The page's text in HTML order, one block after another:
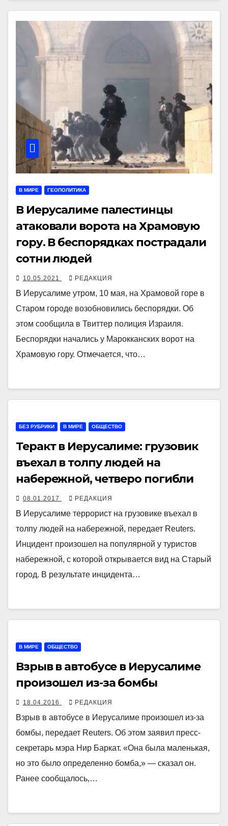
В МИРЕ ГЕОПОЛИТИКА
В Иерусалиме палестинцы
атаковали ворота на Храмовую
гору. В беспорядках пострадали
сотни людей
10.05.2021 РЕДАКЦИЯ
В Иерусалиме утром, 10 мая, на Храмовой горе в
Старом городе возобновились беспорядки. Об
этом сообщила в Твиттер полиция Израиля.
Беспорядки начались у Марокканских ворот на
Храмовую гору. Отмечается, что…
БЕЗ РУБРИКИ В МИРЕ ОБЩЕСТВО
Теракт в Иерусалиме: грузовик
въехал в толпу людей на
набережной, четверо погибли
08.01.2017 РЕДАКЦИЯ
В Иерусалиме террорист на грузовике въехал в
толпу людей на набережной, передает Reuters.
Инцидент произошел на популярной у туристов
набережной, с которой открывается вид на Старый
город. В результате инцидента…
В МИРЕ ОБЩЕСТВО
Взрыв в автобусе в Иерусалиме
произошел из-за бомбы
18.04.2016 РЕДАКЦИЯ
Взрыв в автобусе в Иерусалиме произошел из-за
бомбы, передает Reuters. Об этом заявил пресс-
секретарь мэра Нир Баркат. «Она была маленькая,
но это было определенно бомба,» — сказал он.
Ранее сообщалось,…